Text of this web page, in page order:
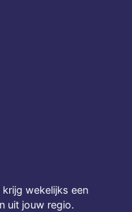
wekelijks een
uit jouw regio.